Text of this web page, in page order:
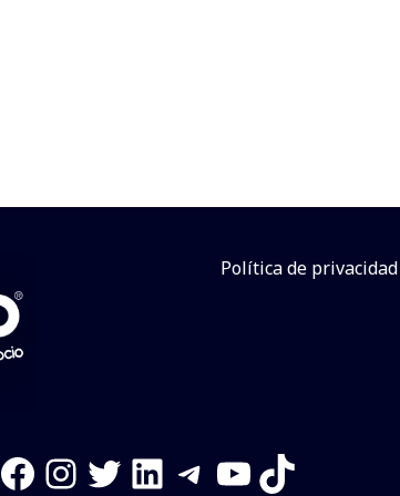
Política de privacidad
Facebook
Instagram
Twitter
LinkedIn
Telegram
YouTube
TikTok